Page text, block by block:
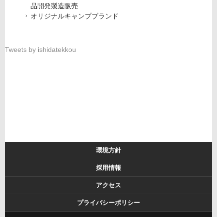
品開発製造販売
オリジナルキャンプブランド
Tweets by ishidatekkou
環境方針
採用情報
アクセス
プライバシーポリシー